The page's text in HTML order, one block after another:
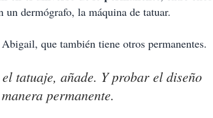
dermógrafo, la máquina de tatuar.
que también tiene otros permanentes.
tatuaje, añade. Y probar el diseño
permanente.